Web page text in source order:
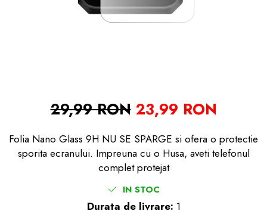
29,99 RON 23,99 RON
Folia Nano Glass 9H NU SE SPARGE si ofera o protectie
sporita ecranului. Impreuna cu o Husa, aveti telefonul
complet protejat
IN STOC
Durata de livrare: 1